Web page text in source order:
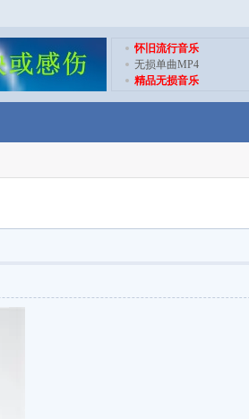
怀旧流行音乐
无损单曲MP4
精品无损音乐